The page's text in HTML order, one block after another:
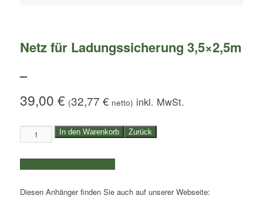
Netz für Ladungssicherung 3,5×2,5m
–
39,00€ (32,77€ netto)
Netz
für
Ladungssicherung
3,5x2,5m
Menge
In den Warenkorb Zurück
Diesen Anhänger finden Sie auch auf unserer Webseite: